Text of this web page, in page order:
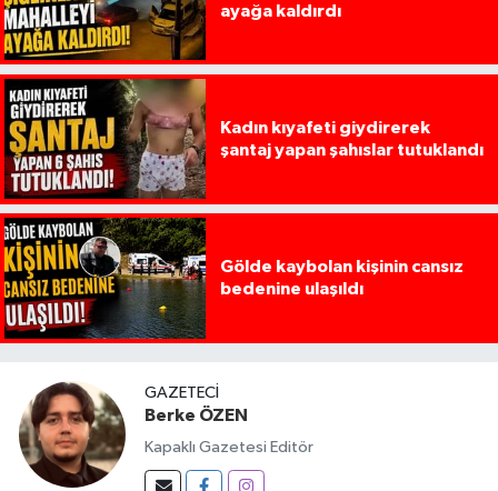
ayağa kaldırdı
Kadın kıyafeti giydirerek
şantaj yapan şahıslar tutuklandı
Gölde kaybolan kişinin cansız
bedenine ulaşıldı
GAZETECI
Berke ÖZEN
Kapaklı Gazetesi Editör